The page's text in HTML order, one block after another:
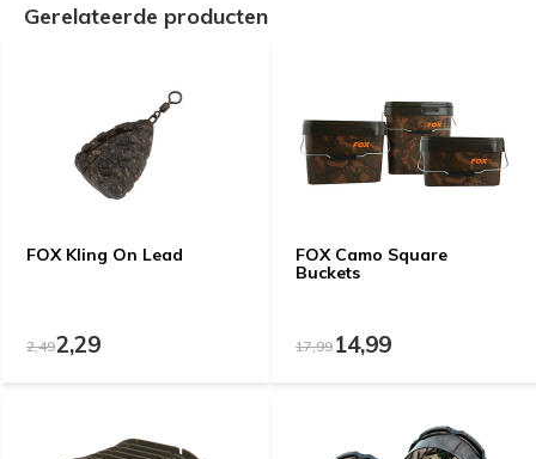
Gerelateerde producten
FOX Kling On Lead
2,492,29
FOX Camo Square
Buckets
17,9914,99